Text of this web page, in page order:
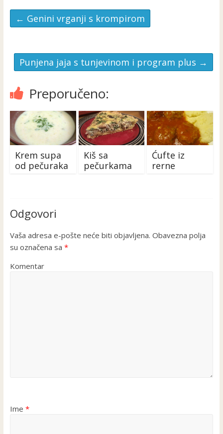
← Genini vrganji s krompirom
Punjena jaja s tunjevinom i program plus →
Preporučeno:
Krem supa
od pečuraka
Kiš sa
pečurkama
Ćufte iz
rerne
Odgovori
Vaša adresa e-pošte neće biti objavljena. Obavezna polja
su označena sa *
Komentar
Ime *